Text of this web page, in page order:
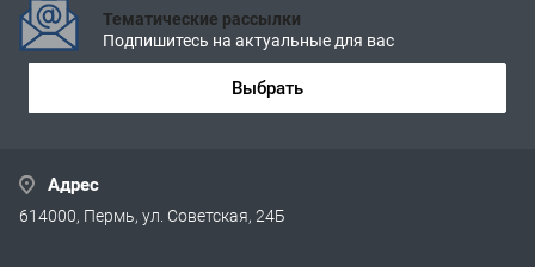
Тематические рассылки
Подпишитесь на актуальные для вас
Выбрать
Адрес
614000, Пермь, ул. Советская, 24Б